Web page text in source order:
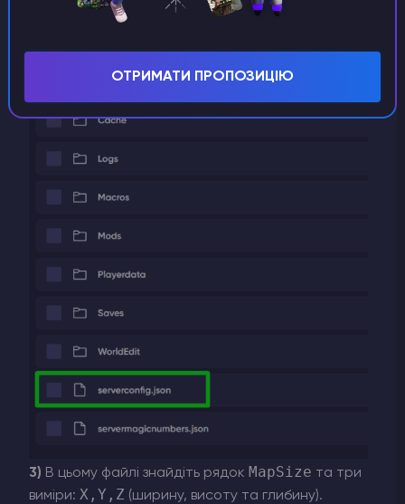
3) В цьому файлі знайдіть рядок MapSize та три
виміри: X,Y,Z (ширину, висоту та глибину).
ОТРИМАТИ ПРОПОЗИЦІЮ